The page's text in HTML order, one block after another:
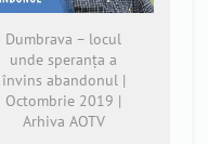
Dumbrava – locul
unde speranța a
învins abandonul |
Octombrie 2019 |
Arhiva AOTV